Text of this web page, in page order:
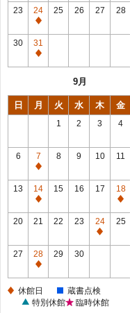
館
日
23
24
休
館
日
25 26 27 28
30
31
休
9月
日 月 火 水 木 金
1 2 3 4
6
7
休
館
日
8 9 10 11
13
14
休
館
15 16 17
18
休
館
20 21 22 23
24
休
25
27
28
休
日
29 30
休館日
蔵書点検
特別休館
臨時休館